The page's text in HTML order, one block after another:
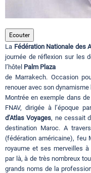
Evenements
Contact
Ecouter
La Fédération Nationale des
journée de réflexion sur les
l’hôtel Palm Plaza
de Marrakech. Occasion
renouer avec son dynamisme
Montrée en exemple dans
FNAV, dirigée à l’époque
d’Atlas Voyages, ne cessait
destination Maroc. A
(fédération américaine), feu
royaume et ses merveilles
par là, à de très nombreux
grands noms de la